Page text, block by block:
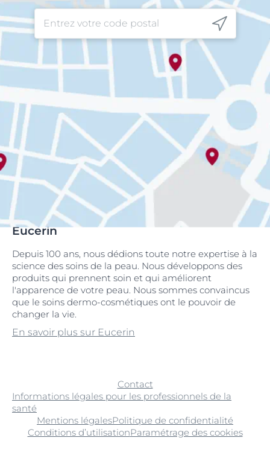
Eucerin
Depuis 100 ans, nous dédions toute notre expertise à la
science des soins de la peau. Nous développons des
produits qui prennent soin et qui améliorent
l'apparence de votre peau. Nous sommes convaincus
que le soins dermo-cosmétiques ont le pouvoir de
changer la vie.
En savoir plus sur Eucerin
Contact
Informations légales pour les professionnels de la
santé
Mentions légalesPolitique de confidentialité
Conditions d’utilisationParamétrage des cookies